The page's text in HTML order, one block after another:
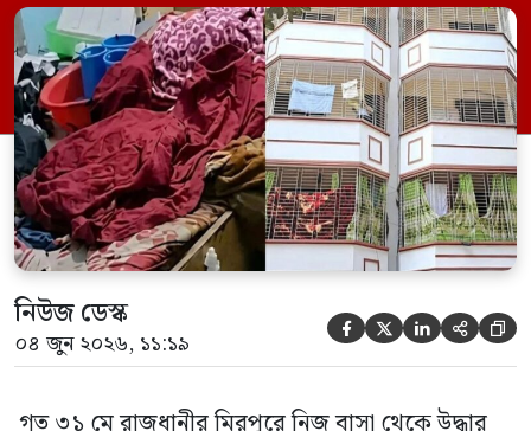
(বুয়েট) অধ্যাপক একেএম আশিকুর রহমান।
তিনি পরিবারের বিরুদ্ধে ছড়ানো বিভিন্ন তথ্যকে
মিথ্যা বলে দাবি করেছেন। বুধবার (৩ জুন)
গণমাধ্যমে দেওয়া বক্তব্যে তিনি এই […]
নিউজ ডেস্ক
০৪ জুন ২০২৬, ১১:১৯     